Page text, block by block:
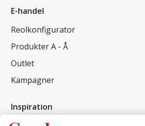
E-handel
Reolkonfigurator
Produkter A - Å
Outlet
Kampagner
Inspiration